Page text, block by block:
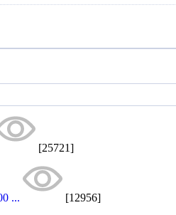
[25721]
... [12956]